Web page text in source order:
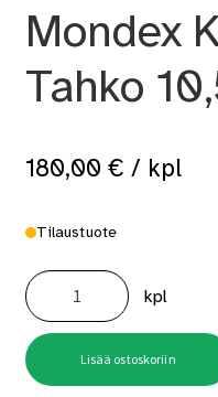
Mondex
Tahko
180,00 € / kpl
Tilaustuote
Mondex
Korotusosa
Tahko
10,5
kW,
25
cm
määrä
kpl
Lisää ostoskoriin